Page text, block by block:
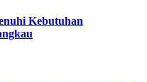
Kebutuhan